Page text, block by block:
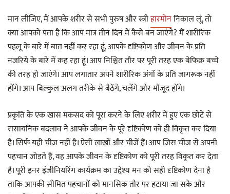
मान लीजिए, मैं आपके शरीर से सभी पुरुष और स्त्रीहारमोननिकाल लूं, तो
क्या आपको पता है कि आप मात्र तीन दिन में कैसे बन जाएंगे? मैं शारीरिक
पहलू के बारे में बात नहीं कर रहा हूं, आपके दृष्टिकोण और जीवन के प्रति
नजरिये के बारे में कह रहा हूं। आप निश्चित तौर पर पूरी तरह एक बेफिक्र बच्चे
की तरह हो जाएंगे। आप लगातार अपने शारीरिक अंगों के प्रति जागरूक नहीं
होंगे। आप बिल्कुल अलग तरीके से बैठेंगे, चलेंगे और मौजूद होंगे।
प्रकृति के एक खास मकसद को पूरा करने के लिए शरीर में हुए एक छोटे से
रासायनिक बदलाव ने आपके जीवन के पूरे दृष्टिकोण को ही विकृत कर दिया
है। सिर्फ यही चीज नहीं है। ऐसी लाखों और चीजें हैं। आप जिस चीज से अपनी
पहचान जोड़ते हैं, वह आपके जीवन के दृष्टिकोण को पूरी तरह विकृत कर देता
है। पूरी इनर इंजीनियरिंग कार्यक्रम का उद्देश्य मन को सही दृष्टिकोण देना है
ताकि आपकी सीमित पहचानों को मानसिक तौर पर हटाया जा सके और